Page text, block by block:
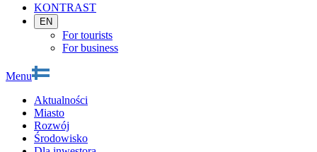
KONTRAST
EN
For tourists
For business
Menu
Aktualności
Miasto
Rozwój
Środowisko